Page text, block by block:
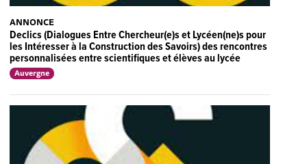
ANNONCE
Declics (Dialogues Entre Chercheur(e)s et Lycéen(ne)s pour
les Intéresser à la Construction des Savoirs) des rencontres
personnalisées entre scientifiques et élèves au lycée
Auvergne